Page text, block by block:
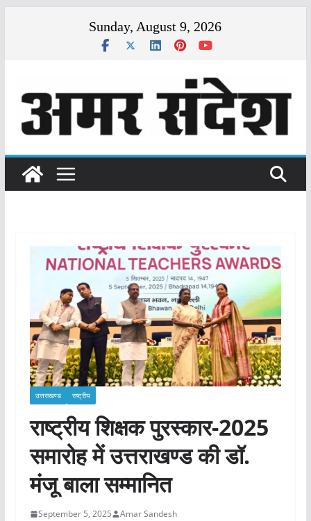
Sunday, August 9, 2026
उत्तराखण्ड राष्ट्रीय
राष्ट्रीय शिक्षक पुरस्कार-2025
समारोह में उत्तराखण्ड की डॉ.
मंजू बाला सम्मानित
September 5, 2025 Amar Sandesh